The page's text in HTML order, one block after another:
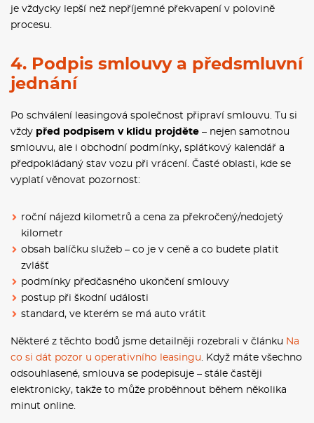
je vždycky lepší než nepříjemné překvapení v polovině
procesu.
4. Podpis smlouvy a předsmluvní
jednání
Po schválení leasingová společnost připraví smlouvu. Tu si
vždy před podpisem v klidu projděte – nejen samotnou
smlouvu, ale i obchodní podmínky, splátkový kalendář a
předpokládaný stav vozu při vrácení. Časté oblasti, kde se
vyplatí věnovat pozornost:
roční nájezd kilometrů a cena za překročený/nedojetý
kilometr
obsah balíčku služeb – co je v ceně a co budete platit
zvlášť
podmínky předčasného ukončení smlouvy
postup při škodní události
standard, ve kterém se má auto vrátit
Některé z těchto bodů jsme detailněji rozebrali v článku Na
co si dát pozor u operativního leasingu . Když máte všechno
odsouhlasené, smlouva se podepisuje – stále častěji
elektronicky, takže to může proběhnout během několika
minut online.